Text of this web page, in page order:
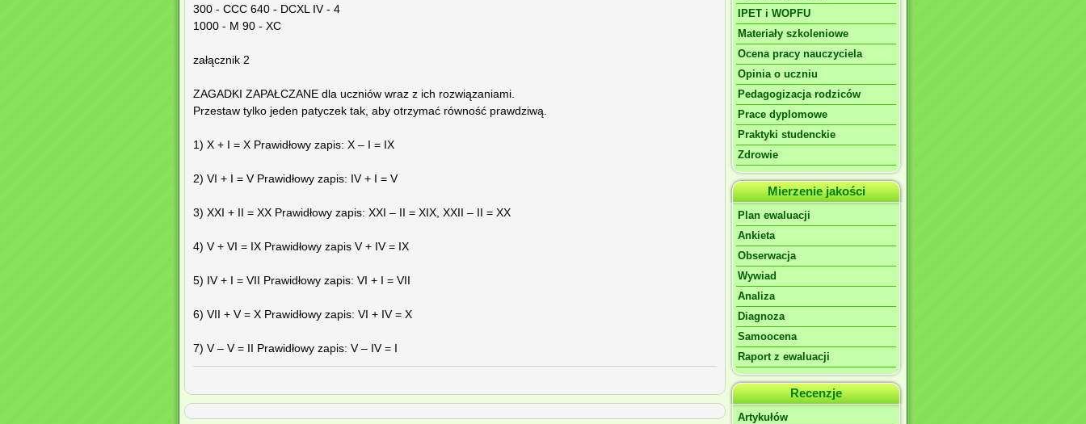
300 - CCC 640 - DCXL IV - 4
1000 - M 90 - XC
załącznik 2
ZAGADKI ZAPAŁCZANE dla uczniów wraz z ich rozwiązaniami.
Przestaw tylko jeden patyczek tak, aby otrzymać równość prawdziwą.
1) X + I = X Prawidłowy zapis: X – I = IX
2) VI + I = V Prawidłowy zapis: IV + I = V
3) XXI + II = XX Prawidłowy zapis: XXI – II = XIX, XXII – II = XX
4) V + VI = IX Prawidłowy zapis V + IV = IX
5) IV + I = VII Prawidłowy zapis: VI + I = VII
6) VII + V = X Prawidłowy zapis: VI + IV = X
7) V – V = II Prawidłowy zapis: V – IV = I
IPET i WOPFU
Materiały szkoleniowe
Ocena pracy nauczyciela
Opinia o uczniu
Pedagogizacja rodziców
Prace dyplomowe
Praktyki studenckie
Zdrowie
Mierzenie jakości
Plan ewaluacji
Ankieta
Obserwacja
Wywiad
Analiza
Diagnoza
Samoocena
Raport z ewaluacji
Recenzje
Artykułów